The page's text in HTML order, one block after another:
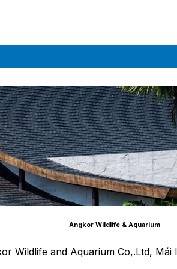
Angkor Wildlife & Aquarium
Wildlife and Aquarium Co,.Ltd,